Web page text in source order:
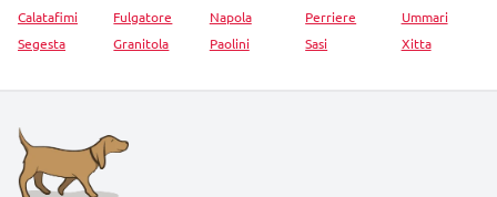
Calatafimi
Segesta
Fulgatore
Granitola
Napola
Paolini
Perriere
Sasi
Ummari
Xitta